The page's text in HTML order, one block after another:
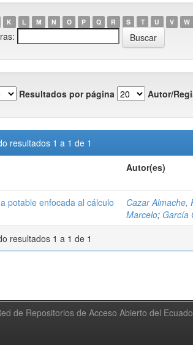
K L M N O P Q R S T U V W
Resultados por página Autor/
resultados 1 a 1 de 1
Autor(es)
potable enfocada al cálculo
Cazar Almache,
Marcelo; García
resultados 1 a 1 de 1
de Repositorios de Acceso Abierto del